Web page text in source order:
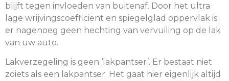
blijft tegen invloeden van buitenaf. Door het ultra
lage wrijvingscoëfficiënt en spiegelglad oppervlak is
er nagenoeg geen hechting van vervuiling op de lak
van uw auto.
Lakverzegeling is geen ‘lakpantser’. Er bestaat niet
zoiets als een lakpantser. Het gaat hier eigenlijk altijd